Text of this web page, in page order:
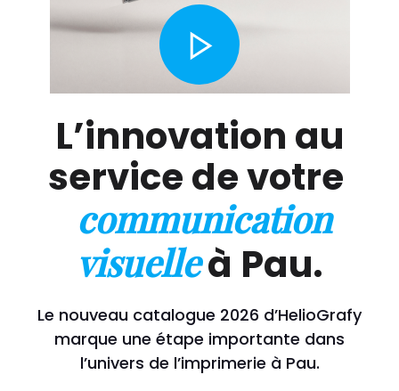
L’innovation au
service de votre
communication
visuelleà Pau.
Le nouveau catalogue 2026 d’HelioGrafy
marque une étape importante dans
l’univers de l’imprimerie à Pau.